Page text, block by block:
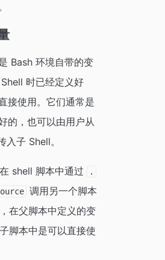
Bash 环境自带的变
时已经定义好
接使用。它们通常是
的，也可以由用户从
入子 Shell。
shell 脚本中通过 .
调用另一个脚本
在父脚本中定义的变
脚本中是可以直接使